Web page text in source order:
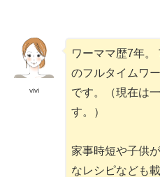
vivi
ワーママ歴7年。
のフルタイムワ
です。（現在は
す。）
家事時短や子供
なレシピなども